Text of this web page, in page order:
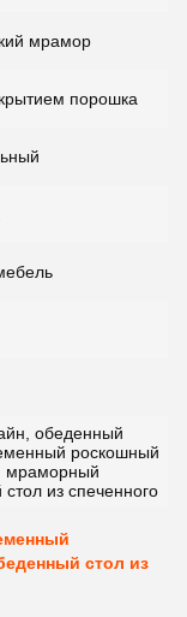
мрамор
порошка
обеденный
роскошный
мраморный
из спеченного
стол из